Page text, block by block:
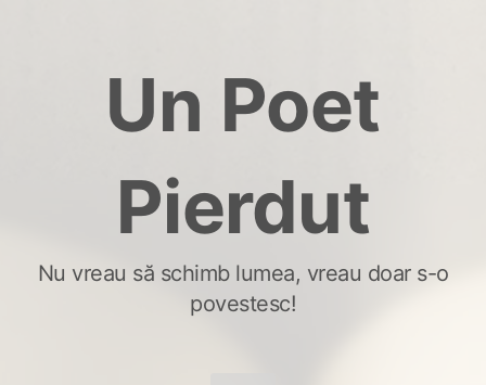
Un Poet
Pierdut
Nu vreau să schimb lumea, vreau doar s-o
povestesc!